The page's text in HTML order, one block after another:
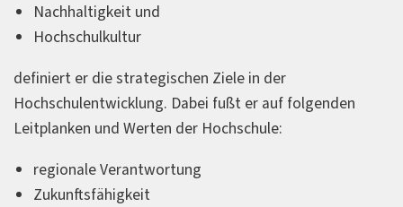
Nachhaltigkeit und
Hochschulkultur
definiert er die strategischen Ziele in der
Hochschulentwicklung. Dabei fußt er auf folgenden
Leitplanken und Werten der Hochschule:
regionale Verantwortung
Zukunftsfähigkeit